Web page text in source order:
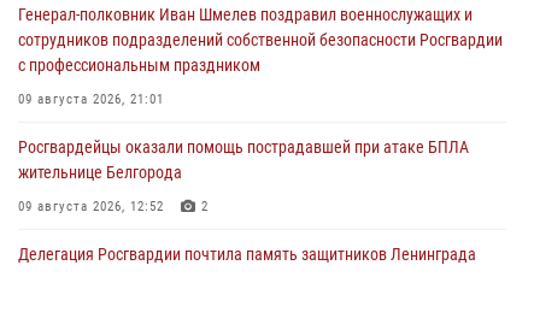
Генерал-полковник Иван Шмелев поздравил военнослужащих и
сотрудников подразделений собственной безопасности Росгвардии
с профессиональным праздником
09 августа 2026, 21:01
Росгвардейцы оказали помощь пострадавшей при атаке БПЛА
жительнице Белгорода
09 августа 2026, 12:52 2
Делегация Росгвардии почтила память защитников Ленинграда